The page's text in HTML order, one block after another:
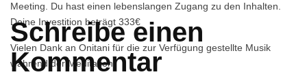
Meeting. Du hast einen lebenslangen Zugang zu den Inhalten.
Deine Investition beträgt 333€
Vielen Dank an Onitani für die zur Verfügung gestellte Musik
während der Meditation:
Schreibe einen
Kommentar